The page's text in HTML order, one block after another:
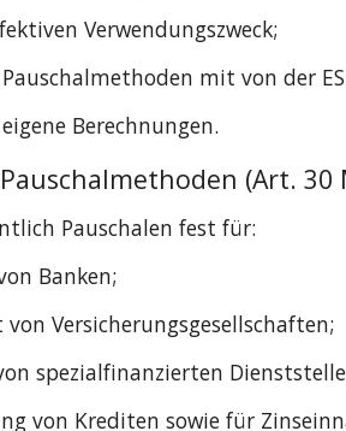
Verwendungszweck;
mit von der
Berechnungen.
(Art. 30
Pauschalen fest für:
Banken;
Versicherungsgesellschaften;
spezialfinanzierten
von Krediten sowie für